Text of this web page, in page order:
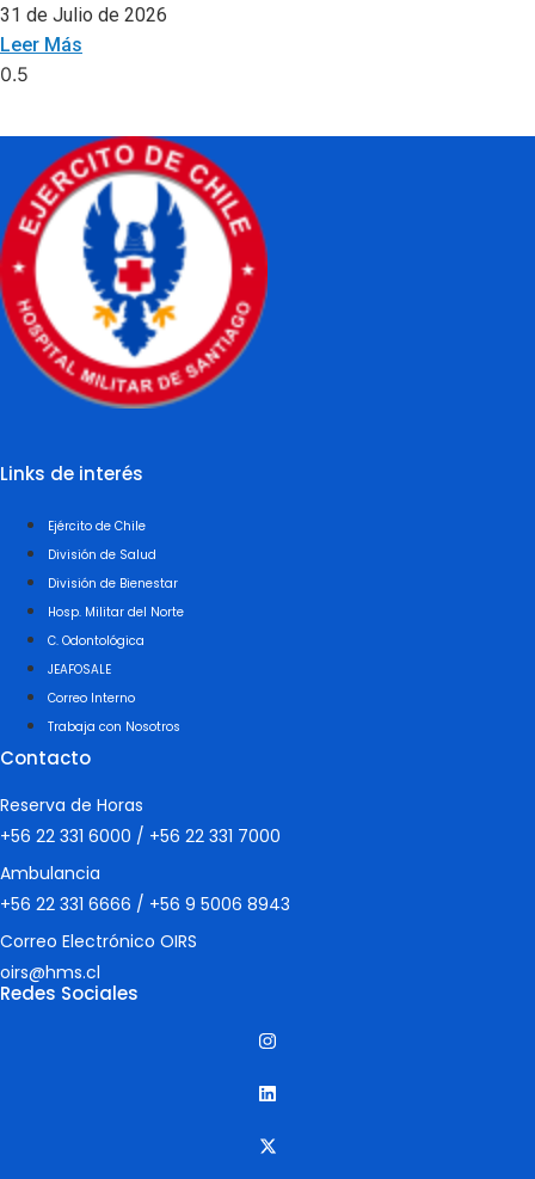
31 de Julio de 2026
Leer Más
Links de interés
Ejército de Chile
División de Salud
División de Bienestar
Hosp. Militar del Norte
C. Odontológica
JEAFOSALE
Correo Interno
Trabaja con Nosotros
Contacto
Reserva de Horas
+56 22 331 6000 / +56 22 331 7000
Ambulancia
+56 22 331 6666 / +56 9 5006 8943
Correo Electrónico OIRS
oirs@hms.cl
Redes Sociales